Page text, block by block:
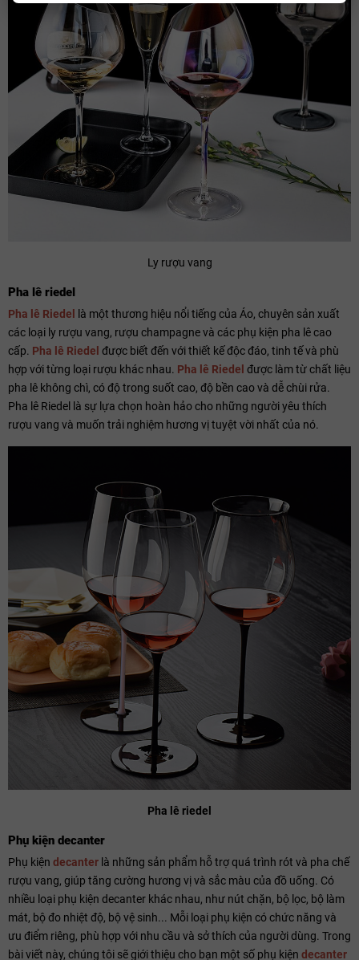
Ly rượu vang
Pha lê riedel
Pha lê Riedel
là một thương hiệu nổi tiếng của Áo, chuyên sản xuất
các loại ly rượu vang, rượu champagne và các phụ kiện pha lê cao
cấp. Pha lê Riedel được biết đến với thiết kế độc đáo, tinh tế và phù
hợp với từng loại rượu khác nhau. Pha lê Riedel được làm từ chất liệu
pha lê không chì, có độ trong suốt cao, độ bền cao và dễ chùi rửa.
Pha lê Riedel là sự lựa chọn hoàn hảo cho những người yêu thích
rượu vang và muốn trải nghiệm hương vị tuyệt vời nhất của nó.
Pha lê riedel
Phụ kiện decanter
Phụ kiện decanter là những sản phẩm hỗ trợ quá trình rót và pha chế
rượu vang, giúp tăng cường hương vị và sắc màu của đồ uống. Có
nhiều loại phụ kiện decanter khác nhau, như nút chặn, bộ lọc, bộ làm
mát, bộ đo nhiệt độ, bộ vệ sinh... Mỗi loại phụ kiện có chức năng và
ưu điểm riêng, phù hợp với nhu cầu và sở thích của người dùng. Trong
bài viết này, chúng tôi sẽ giới thiệu cho bạn một số phụ kiện decanter